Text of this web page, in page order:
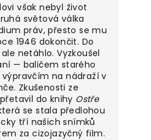
však nebyl život
světová válka
práv, přesto se mu
1946 dokončit. Do
netáhlo. Vyzkoušel
— baličem starého
na nádraží v
Zkušenosti ze
do knihy Ostře
se stala předlohou
tří našich snímků
za cizojazyčný film.